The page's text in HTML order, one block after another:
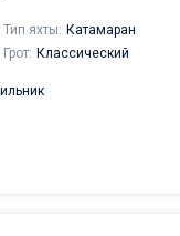
Тип яхты: Катамаран
Грот: Классический